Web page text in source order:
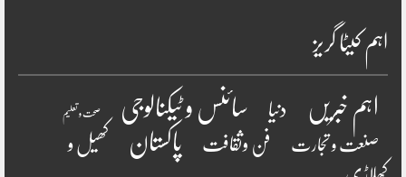
اہم کیٹا گریز
اہم خبریں دنیا سائنس و ٹیکنالوجی صحت و تعلیم
صنعت و تجارت فن وثقافت پاکستان
کھیل و